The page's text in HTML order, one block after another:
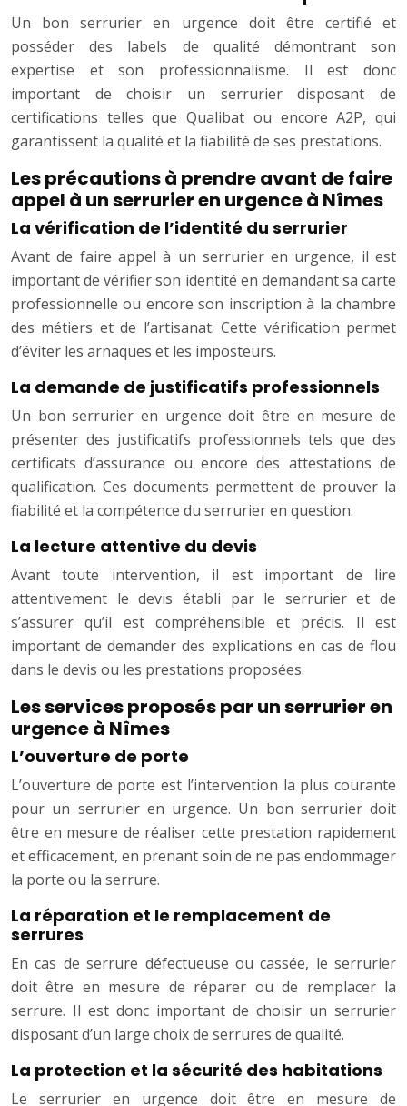
Un bon serrurier en urgence doit être certifié et
posséder des labels de qualité démontrant son
expertise et son professionnalisme. Il est donc
important de choisir un serrurier disposant de
certifications telles que Qualibat ou encore A2P, qui
garantissent la qualité et la fiabilité de ses prestations.
Les précautions à prendre avant de faire
appel à un serrurier en urgence à Nîmes
La vérification de l’identité du serrurier
Avant de faire appel à un serrurier en urgence, il est
important de vérifier son identité en demandant sa carte
professionnelle ou encore son inscription à la chambre
des métiers et de l’artisanat. Cette vérification permet
d’éviter les arnaques et les imposteurs.
La demande de justificatifs professionnels
Un bon serrurier en urgence doit être en mesure de
présenter des justificatifs professionnels tels que des
certificats d’assurance ou encore des attestations de
qualification. Ces documents permettent de prouver la
fiabilité et la compétence du serrurier en question.
La lecture attentive du devis
Avant toute intervention, il est important de lire
attentivement le devis établi par le serrurier et de
s’assurer qu’il est compréhensible et précis. Il est
important de demander des explications en cas de flou
dans le devis ou les prestations proposées.
Les services proposés par un serrurier en
urgence à Nîmes
L’ouverture de porte
L’ouverture de porte est l’intervention la plus courante
pour un serrurier en urgence. Un bon serrurier doit
être en mesure de réaliser cette prestation rapidement
et efficacement, en prenant soin de ne pas endommager
la porte ou la serrure.
La réparation et le remplacement de
serrures
En cas de serrure défectueuse ou cassée, le serrurier
doit être en mesure de réparer ou de remplacer la
serrure. Il est donc important de choisir un serrurier
disposant d’un large choix de serrures de qualité.
La protection et la sécurité des habitations
Le serrurier en urgence doit être en mesure de